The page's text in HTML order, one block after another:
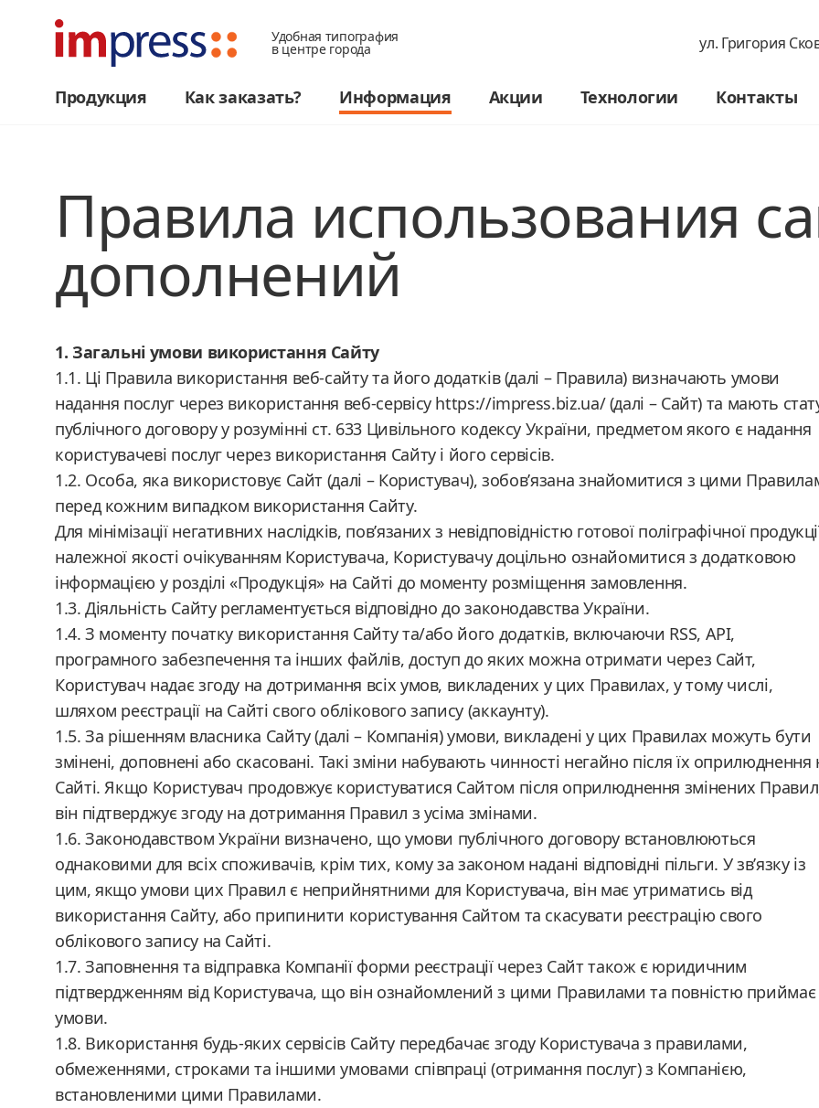
Удобная типография
в центре города ул. Григория
Продукция Как заказать? Информация Акции Технологии Контакты
Правила использования
дополнений
1. Загальні умови використання Сайту
1.1. Ці Правила використання веб-сайту та його додатків (далі – Правила) визначають умови
надання послуг через використання веб-сервісу https://impress.biz.ua/ (далі – Сайт) та мають
публічного договору у розумінні ст. 633 Цивільного кодексу України, предметом якого є надання
користувачеві послуг через використання Сайту і його сервісів.
1.2. Особа, яка використовує Сайт (далі – Користувач), зобов’язана знайомитися з цими
перед кожним випадком використання Сайту.
Для мінімізації негативних наслідків, пов’язаних з невідповідністю готової поліграфічної
належної якості очікуванням Користувача, Користувачу доцільно ознайомитися з додатковою
інформацією у розділі «Продукція» на Сайті до моменту розміщення замовлення.
1.3. Діяльність Сайту регламентується відповідно до законодавства України.
1.4. З моменту початку використання Сайту та/або його додатків, включаючи RSS, API,
програмного забезпечення та інших файлів, доступ до яких можна отримати через Сайт,
Користувач надає згоду на дотримання всіх умов, викладених у цих Правилах, у тому числі,
шляхом реєстрації на Сайті свого облікового запису (аккаунту).
1.5. За рішенням власника Сайту (далі – Компанія) умови, викладені у цих Правилах можуть бути
змінені, доповнені або скасовані. Такі зміни набувають чинності негайно після їх оприлюднення
Сайті. Якщо Користувач продовжує користуватися Сайтом після оприлюднення змінених
він підтверджує згоду на дотримання Правил з усіма змінами.
1.6. Законодавством України визначено, що умови публічного договору встановлюються
однаковими для всіх споживачів, крім тих, кому за законом надані відповідні пільги. У зв’язку із
цим, якщо умови цих Правил є неприйнятними для Користувача, він має утриматись від
використання Сайту, або припинити користування Сайтом та скасувати реєстрацію свого
облікового запису на Сайті.
1.7. Заповнення та відправка Компанії форми реєстрації через Сайт також є юридичним
підтвердженням від Користувача, що він ознайомлений з цими Правилами та повністю приймає
умови.
1.8. Використання будь-яких сервісів Сайту передбачає згоду Користувача з правилами,
обмеженнями, строками та іншими умовами співпраці (отримання послуг) з Компанією,
встановленими цими Правилами.